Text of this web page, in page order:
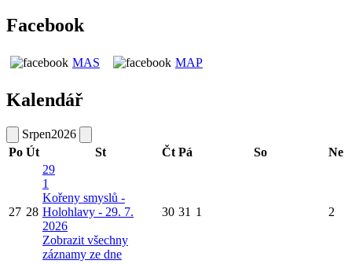
Facebook
MAS MAP
Kalendář
Srpen2026
Po Út St Čt Pá So Ne
27 28
29
1
Kořeny smyslů -
Holohlavy - 29. 7.
2026
Zobrazit všechny
záznamy ze dne
30 31 1 2